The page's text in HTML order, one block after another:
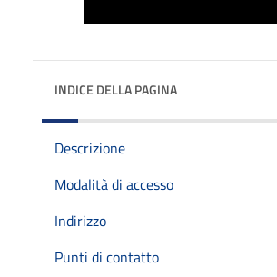
INDICE DELLA PAGINA
Descrizione
Modalità di accesso
Indirizzo
Punti di contatto